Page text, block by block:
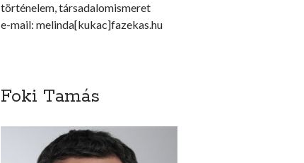
történelem, társadalomismeret
e-mail: melinda[kukac]fazekas.hu
Foki Tamás